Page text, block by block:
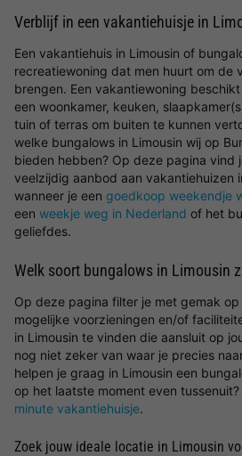
Verblijf in een vakantiehuisje in
Een vakantiehuis in Limousin of
recreatiewoning dat men huurt om de
brengen. Een vakantiewoning
een woonkamer, keuken,
tuin of terras om buiten te kunnen
welke bungalows in Limousin wij op
bieden hebben? Op deze pagina vind
veelzijdig aanbod aan vakantiehuizen
wanneer je een goedkoop weekendje
een weekje weg in Nederland of het
geliefdes.
Welk soort bungalows in Limousin
Op deze pagina filter je met gemak
mogelijke voorzieningen en/of
in Limousin te vinden die aansluit op
nog niet zeker van waar je precies
helpen je graag in Limousin een
op het laatste moment even
minute vakantiehuisje.
Zoek jouw ideale locatie in Limousin